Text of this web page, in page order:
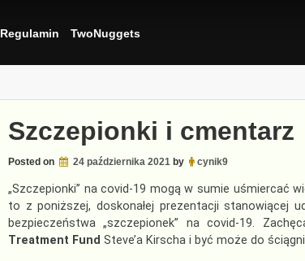
Regulamin TwoNuggets
Szczepionki i cmentarz
Posted on 24 października 2021by cynik9
„Szczepionki” na covid-19 mogą w sumie uśmiercać
to z poniższej, doskonałej prezentacji stanowiącej
bezpieczeństwa „szczepionek” na covid-19.
Treatment Fund Steve’a Kirscha i być może do